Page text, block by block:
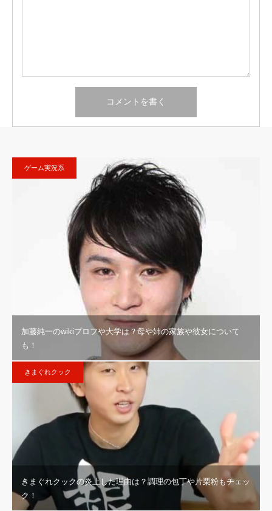
ゲーム実況系
加藤純一のwikiプロフや大学は？母や姉の家族や彼女について
も！
きまぐれクック
きまぐれクックの炎上した理由は？調理の包丁や片栗粉もチェッ
ク！